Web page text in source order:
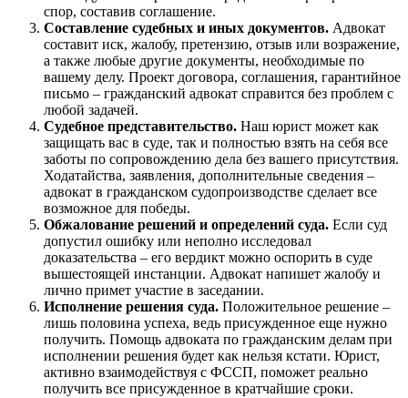
спор, составив соглашение.
Составление судебных и иных документов. Адвокат
составит иск, жалобу, претензию, отзыв или возражение,
а также любые другие документы, необходимые по
вашему делу. Проект договора, соглашения, гарантийное
письмо – гражданский адвокат справится без проблем с
любой задачей.
Судебное представительство. Наш юрист может как
защищать вас в суде, так и полностью взять на себя все
заботы по сопровождению дела без вашего присутствия.
Ходатайства, заявления, дополнительные сведения –
адвокат в гражданском судопроизводстве сделает все
возможное для победы.
Обжалование решений и определений суда. Если суд
допустил ошибку или неполно исследовал
доказательства – его вердикт можно оспорить в суде
вышестоящей инстанции. Адвокат напишет жалобу и
лично примет участие в заседании.
Исполнение решения суда. Положительное решение –
лишь половина успеха, ведь присужденное еще нужно
получить. Помощь адвоката по гражданским делам при
исполнении решения будет как нельзя кстати. Юрист,
активно взаимодействуя с ФССП, поможет реально
получить все присужденное в кратчайшие сроки.